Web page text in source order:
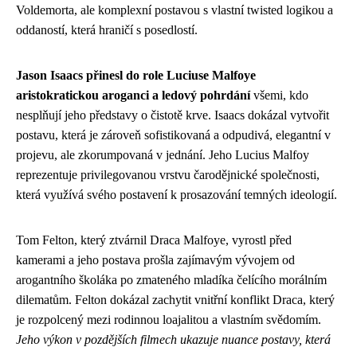
Voldemorta, ale komplexní postavou s vlastní twisted logikou a
oddaností, která hraničí s posedlostí.
Jason Isaacs přinesl do role Luciuse Malfoye
aristokratickou aroganci a ledový pohrdánívšemi, kdo
nesplňují jeho představy o čistotě krve. Isaacs dokázal vytvořit
postavu, která je zároveň sofistikovaná a odpudivá, elegantní v
projevu, ale zkorumpovaná v jednání. Jeho Lucius Malfoy
reprezentuje privilegovanou vrstvu čarodějnické společnosti,
která využívá svého postavení k prosazování temných ideologií.
Tom Felton, který ztvárnil Draca Malfoye, vyrostl před
kamerami a jeho postava prošla zajímavým vývojem od
arogantního školáka po zmateného mladíka čelícího morálním
dilematům. Felton dokázal zachytit vnitřní konflikt Draca, který
je rozpolcený mezi rodinnou loajalitou a vlastním svědomím.
Jeho výkon v pozdějších filmech ukazuje nuance postavy, která